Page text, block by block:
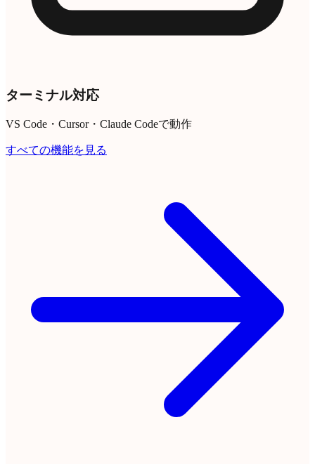
ターミナル対応
VS Code・Cursor・Claude Codeで動作
すべての機能を見る